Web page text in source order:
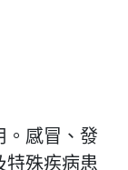
。感冒、發
特殊疾病患